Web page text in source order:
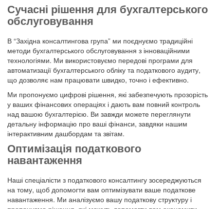
Сучасні рішення для бухгалтерського
обслуговування
В “Західна консалтингова група” ми поєднуємо традиційні
методи бухгалтерського обслуговування з інноваційними
технологіями. Ми використовуємо передові програми для
автоматизації бухгалтерського обліку та податкового аудиту,
що дозволяє нам працювати швидко, точно і ефективно.
Ми пропонуємо цифрові рішення, які забезпечують прозорість
у ваших фінансових операціях і дають вам повний контроль
над вашою бухгалтерією. Ви завжди можете переглянути
детальну інформацію про ваші фінанси, завдяки нашим
інтерактивним дашбордам та звітам.
Оптимізація податкового
навантаження
Наші спеціалісти з податкового консалтингу зосереджуються
на тому, щоб допомогти вам оптимізувати ваше податкове
навантаження. Ми аналізуємо вашу податкову структуру і